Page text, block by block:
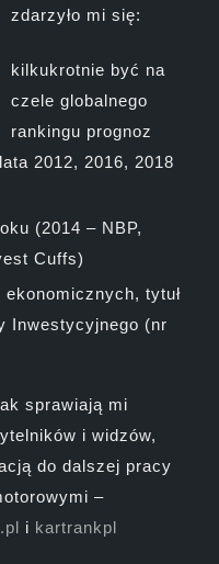
zdarzyło mi się:
kilkukrotnie być na
czele globalnego
rankingu prognoz
2012, 2016, 2018
(2014 – NBP,
Cuffs)
tytuł
Inwestycyjnego (nr
sprawiają mi
i widzów,
do dalszej pracy
–
i kartrankpl